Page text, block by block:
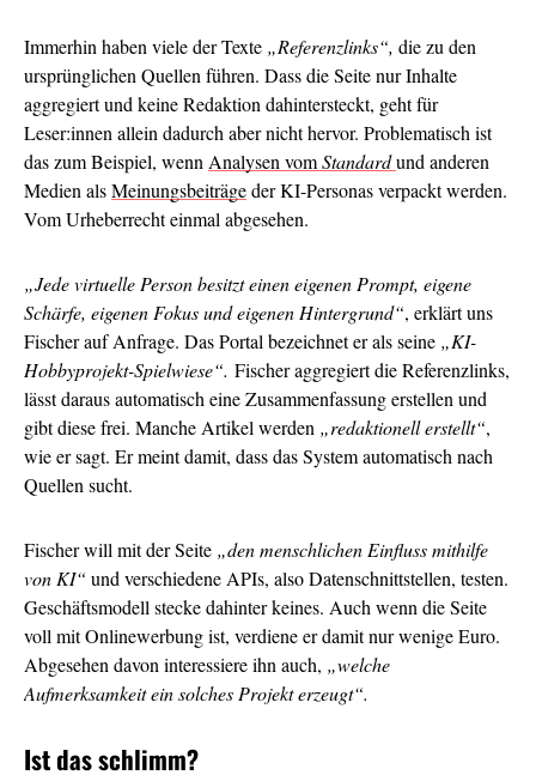
Immerhin haben viele der Texte „Referenzlinks“, die zu den
ursprünglichen Quellen führen. Dass die Seite nur Inhalte
aggregiert und keine Redaktion dahintersteckt, geht für
Leser:innen allein dadurch aber nicht hervor. Problematisch ist
das zum Beispiel, wenn Analysen vomStandardund anderen
Medien alsMeinungsbeiträgeder KI-Personas verpackt werden.
Vom Urheberrecht einmal abgesehen.
„Jede virtuelle Person besitzt einen eigenen Prompt, eigene
Schärfe, eigenen Fokus und eigenen Hintergrund“, erklärt uns
Fischer auf Anfrage. Das Portal bezeichnet er als seine „KI-
Hobbyprojekt-Spielwiese“. Fischer aggregiert die Referenzlinks,
lässt daraus automatisch eine Zusammenfassung erstellen und
gibt diese frei. Manche Artikel werden „redaktionell erstellt“,
wie er sagt. Er meint damit, dass das System automatisch nach
Quellen sucht.
Fischer will mit der Seite „den menschlichen Einfluss mithilfe
von KI“ und verschiedene APIs, also Datenschnittstellen, testen.
Geschäftsmodell stecke dahinter keines. Auch wenn die Seite
voll mit Onlinewerbung ist, verdiene er damit nur wenige Euro.
Abgesehen davon interessiere ihn auch, „welche
Aufmerksamkeit ein solches Projekt erzeugt“.
Ist das schlimm?